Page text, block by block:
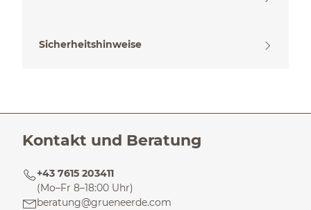
Sicherheitshinweise
Kontakt und Beratung
+43 7615 203411
(Mo–Fr 8–18:00 Uhr)
beratung@grueneerde.com